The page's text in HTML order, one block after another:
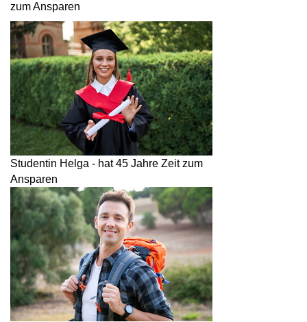
zum Ansparen
Studentin Helga - hat 45 Jahre Zeit zum
Ansparen